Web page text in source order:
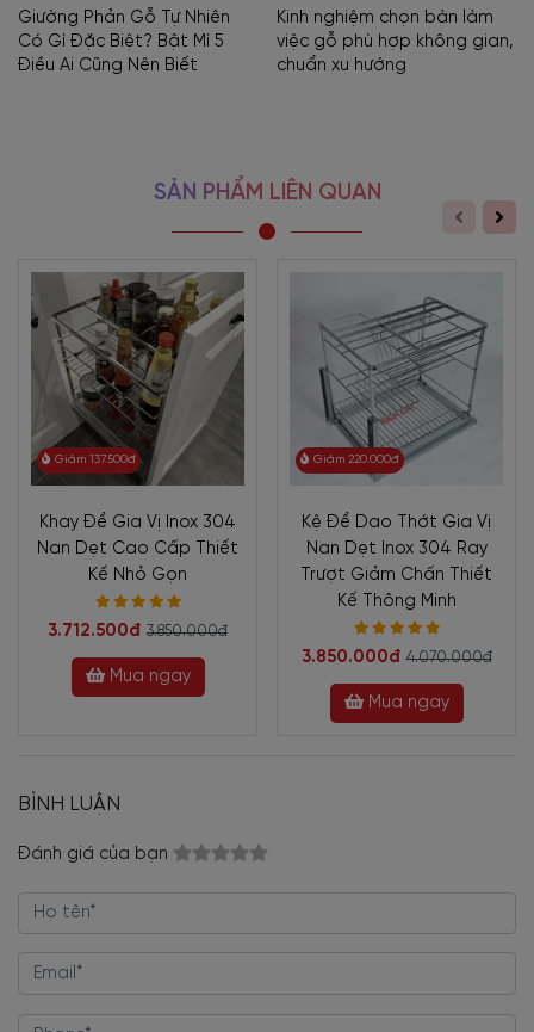
Giường Phản Gỗ Tự Nhiên
Có Gì Đặc Biệt? Bật Mí 5
Điều Ai Cũng Nên Biết
Kinh nghiệm chọn bàn làm
việc gỗ phù hợp không gian,
chuẩn xu hướng
SẢN PHẨM LIÊN QUAN
Giảm 137.500đ
Khay Để Gia Vị Inox 304
Nan Dẹt Cao Cấp Thiết
Kế Nhỏ Gọn
3.712.500đ 3.850.000đ
Mua ngay
Giảm 220.000đ
Kệ Để Dao Thớt Gia Vị
Nan Dẹt Inox 304 Ray
Trượt Giảm Chấn Thiết
Kế Thông Minh
3.850.000đ 4.070.000đ
Mua ngay
BÌNH LUẬN
Đánh giá của bạn